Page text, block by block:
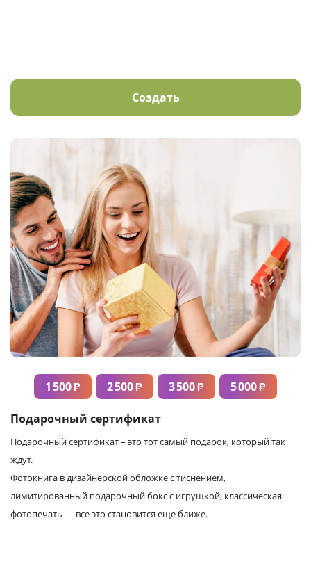
Создать
1 500₽ 2 500₽ 3 500₽ 5 000₽
Подарочный сертификат
Подарочный сертификат – это тот самый подарок, который так
ждут.
Фотокнига в дизайнерской обложке с тиснением,
лимитированный подарочный бокс с игрушкой, классическая
фотопечать — все это становится еще ближе.